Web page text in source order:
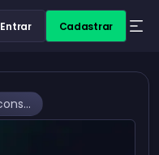
Entrar Cadastrar
Como conseguir skins de CS2 de graça em 2026